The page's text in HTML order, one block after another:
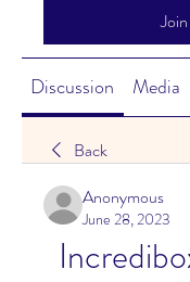
Join
Discussion Media
Back
Anonymous
June 28, 2023